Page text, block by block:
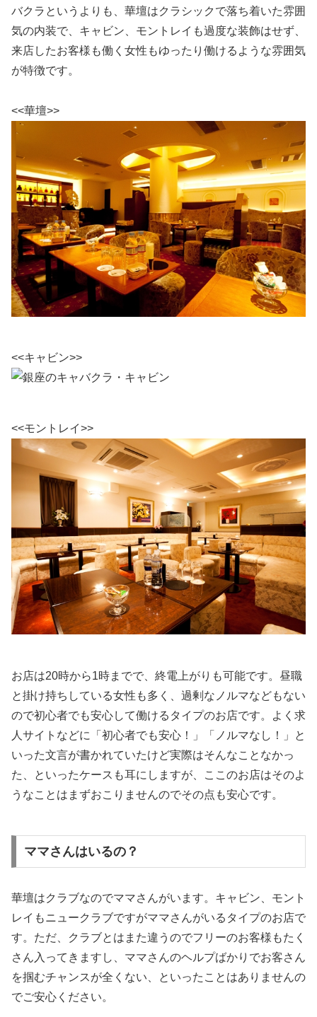
バクラというよりも、華壇はクラシックで落ち着いた雰囲
気の内装で、キャビン、モントレイも過度な装飾はせず、
来店したお客様も働く女性もゆったり働けるような雰囲気
が特徴です。
<<華壇>>
<<キャビン>>
<<モントレイ>>
お店は20時から1時までで、終電上がりも可能です。昼職
と掛け持ちしている女性も多く、過剰なノルマなどもない
ので初心者でも安心して働けるタイプのお店です。よく求
人サイトなどに「初心者でも安心！」「ノルマなし！」と
いった文言が書かれていたけど実際はそんなことなかっ
た、といったケースも耳にしますが、ここのお店はそのよ
うなことはまずおこりませんのでその点も安心です。
ママさんはいるの？
華壇はクラブなのでママさんがいます。キャビン、モント
レイもニュークラブですがママさんがいるタイプのお店で
す。ただ、クラブとはまた違うのでフリーのお客様もたく
さん入ってきますし、ママさんのヘルプばかりでお客さん
を掴むチャンスが全くない、といったことはありませんの
でご安心ください。